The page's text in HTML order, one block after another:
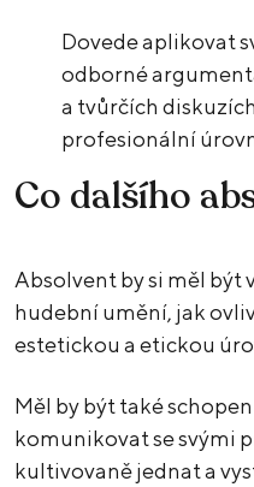
Dovede aplikovat
odborné
a tvůrčích
profesionální
Co dalšího
Absolvent by si měl být
hudební umění, jak
estetickou a etickou
Měl by být také
komunikovat se svými
kultivovaně jednat a